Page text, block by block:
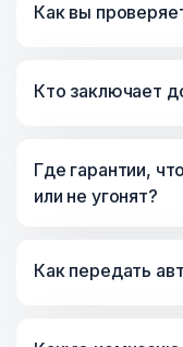
Как вы
Кто заключает
Где гарантии,
или не угонят?
Как передать